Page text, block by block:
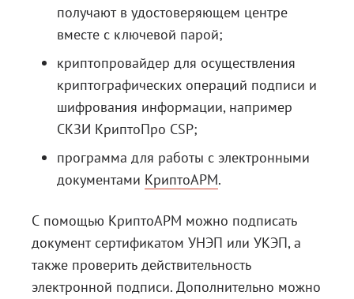
получают в удостоверяющем центре
вместе с ключевой парой;
криптопровайдер для осуществления
криптографических операций подписи и
шифрования информации, например
СКЗИ КриптоПро CSP;
программа для работы с электронными
документами КриптоАРМ.
С помощью КриптоАРМ можно подписать
документ сертификатом УНЭП или УКЭП, а
также проверить действительность
электронной подписи. Дополнительно можно